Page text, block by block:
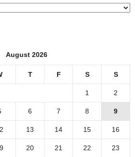
August 2026
T F S S
1 2
6 7 8 9
13 14 15 16
20 21 22 23